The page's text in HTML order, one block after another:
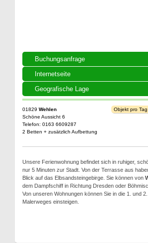
Buchungsanfrage
Internetseite
Geografische Lage
01829 Wehlen
Schöne Aussicht 6
Telefon: 0163 6609287
2 Betten + zusätzlich Aufbettung
Objekt pro
Unsere Ferienwohnung befindet sich in ruhiger,
nur 5 Minuten zur Stadt. Von der Terrasse aus
Blick auf das Elbsandsteingebirge. Sie können von
dem Dampfschiff in Richtung Dresden oder
Von unseren Wohnungen können Sie in die 1. und
Malerweges einsteigen.